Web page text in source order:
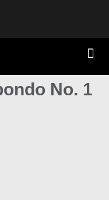
No. 1